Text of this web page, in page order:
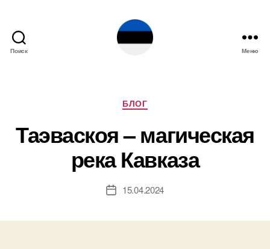
Поиск Меню
Рубрики
БЛОГ
Таэваскоя – магическая
река Кавказа
Дата15.04.2024